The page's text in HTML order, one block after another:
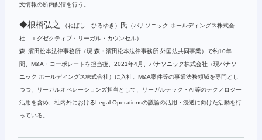
文情報の所内配信を行う。
◆根橋弘之 （ねばし ひろゆき） 氏
（パナソニック ホールディングス株式会
社 エグゼクティブ・リーガル・カウンセル）
森･濱田松本法律事務所（現 森・濱田松本法律事務所 外国法共同事業）で約10年
間、M&A・コーポレートを担当後、2021年4月、パナソニック株式会社（現パナソ
ニック ホールディングス株式会社）に入社。M&A案件等の事業法務領域を専門とし
つつ、リーガルオペレーションズ担当として、リーガルテック・AI等のテクノロジー
活用を含め、社内外におけるLegal Operationsの議論の活用・浸透に向けた活動を行
っている。